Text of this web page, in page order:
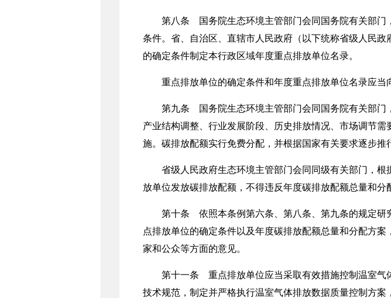
第八条 国务院生态环境主管部门会同国务院有关部门
条件。省、自治区、直辖市人民政府（以下统称省级人民
的确定条件制定本行政区域年度重点排放单位名录。
重点排放单位的确定条件和年度重点排放单位名录应当
第九条 国务院生态环境主管部门会同国务院有关部门，
产业结构调整、行业发展阶段、历史排放情况、市场调节
施。碳排放配额实行免费分配，并根据国家有关要求逐步推
省级人民政府生态环境主管部门会同同级有关部门，根
放单位发放碳排放配额，不得违反年度碳排放配额总量和分
第十条 依照本条例第六条、第八条、第九条的规定研
点排放单位的确定条件以及年度碳排放配额总量和分配方
家和公众等方面的意见。
第十一条 重点排放单位应当采取有效措施控制温室气
技术规范，制定并严格执行温室气体排放数据质量控制方